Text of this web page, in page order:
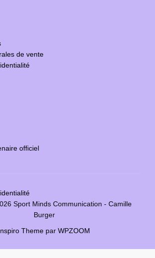
de vente
Sport Minds Communication - Camille
Burger
Theme par WPZOOM